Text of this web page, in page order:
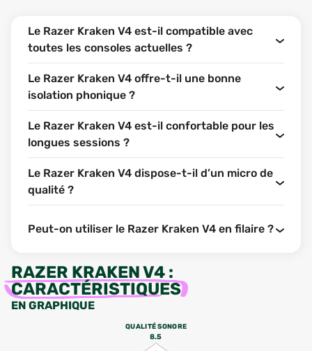
Le Razer Kraken V4 est-il compatible avec
toutes les consoles actuelles ?
Le Razer Kraken V4 offre-t-il une bonne
isolation phonique ?
Le Razer Kraken V4 est-il confortable pour les
longues sessions ?
Le Razer Kraken V4 dispose-t-il d’un micro de
qualité ?
Peut-on utiliser le Razer Kraken V4 en filaire ?
RAZER KRAKEN V4 :
CARACTÉRISTIQUES
EN GRAPHIQUE
QUALITÉ SONORE
8.5